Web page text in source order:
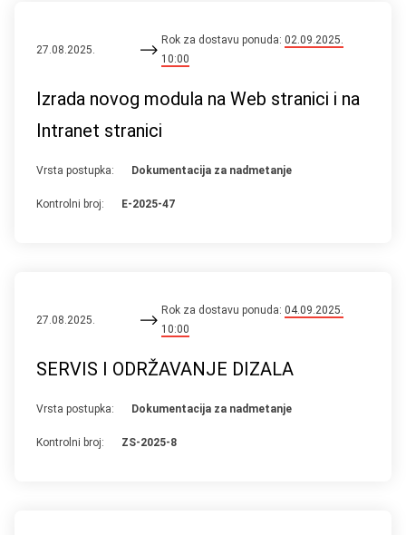
27.08.2025.
Rok za dostavu ponuda:02.09.2025.
10:00
Izrada novog modula na Web stranici i na
Intranet stranici
Vrsta postupka: Dokumentacija za nadmetanje
Kontrolni broj: E-2025-47
27.08.2025.
Rok za dostavu ponuda:04.09.2025.
10:00
SERVIS I ODRŽAVANJE DIZALA
Vrsta postupka: Dokumentacija za nadmetanje
Kontrolni broj: ZS-2025-8